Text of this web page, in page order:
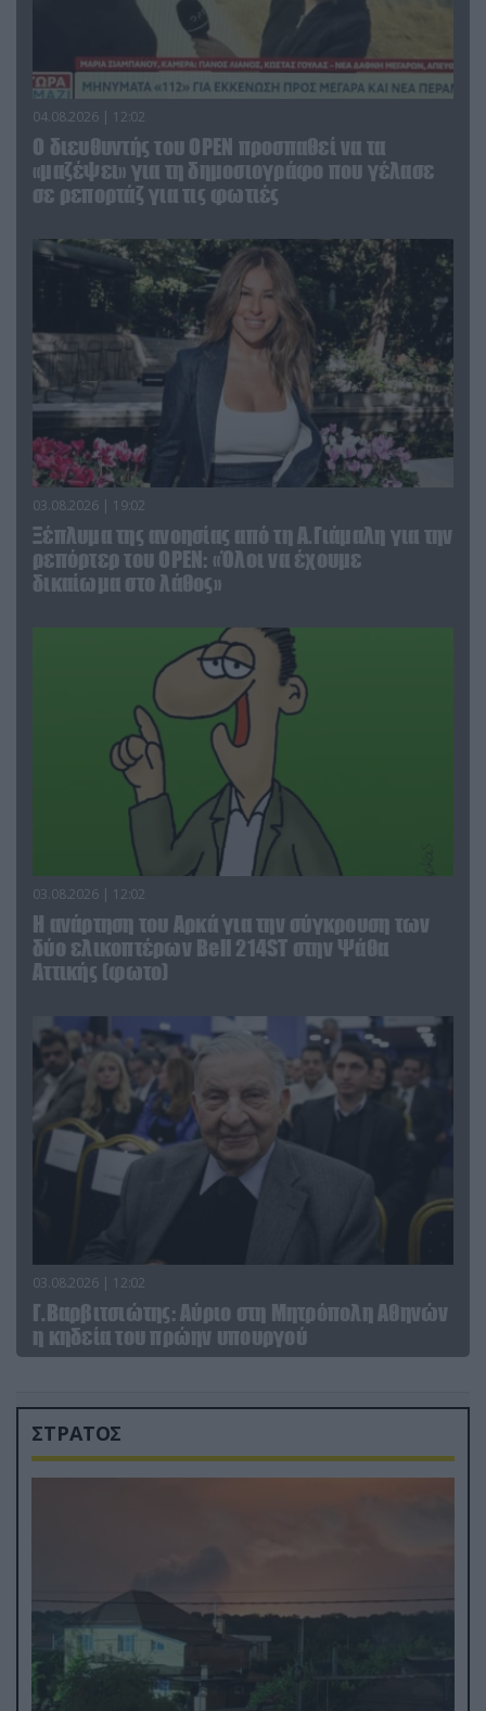
04.08.2026 | 12:02
O διευθυντής του OPEN προσπαθεί να τα
«μαζέψει» για τη δημοσιογράφο που γέλασε
σε ρεπορτάζ για τις φωτιές
03.08.2026 | 19:02
Ξέπλυμα της ανοησίας από τη Α.Γιάμαλη για την
ρεπόρτερ του ΟΡΕΝ: «Όλοι να έχουμε
δικαίωμα στο λάθος»
03.08.2026 | 12:02
Η ανάρτηση του Αρκά για την σύγκρουση των
δύο ελικοπτέρων Bell 214ST στην Ψάθα
Αττικής (φωτο)
03.08.2026 | 12:02
Γ.Βαρβιτσιώτης: Aύριο στη Μητρόπολη Αθηνών
η κηδεία του πρώην υπουργού
ΣΤΡΑΤΟΣ